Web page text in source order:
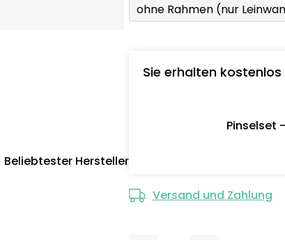
ohne Rahmen (nur
Sie erhalten kostenlos
Pinselset
Versand und Zahlung
Beliebtester Hersteller